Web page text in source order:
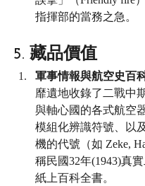
指揮部的當務之急。
5. 藏品價值
軍事情報與航空史百
靡遺地收錄了二戰中
與軸心國的各式航空
模組化辨識符號、以
機的代號（如 Zeke,
稱民國32年(1943)真
紙上百科全書。